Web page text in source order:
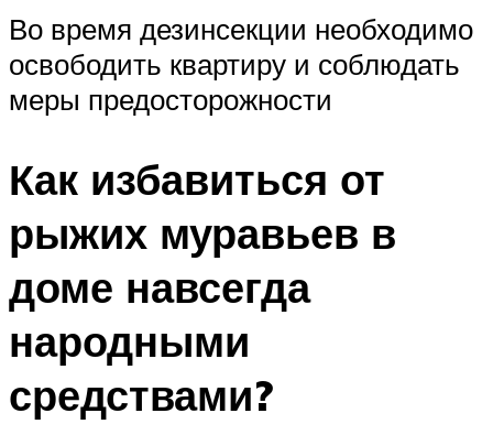
Во время дезинсекции необходимо
освободить квартиру и соблюдать
меры предосторожности
Как избавиться от
рыжих муравьев в
доме навсегда
народными
средствами?